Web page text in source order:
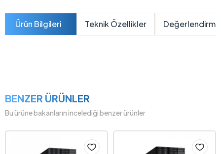
Ürün Bilgileri Teknik Özellikler
BENZER ÜRÜNLER
Bu ürüne bakanların incelediği benzer ürünler